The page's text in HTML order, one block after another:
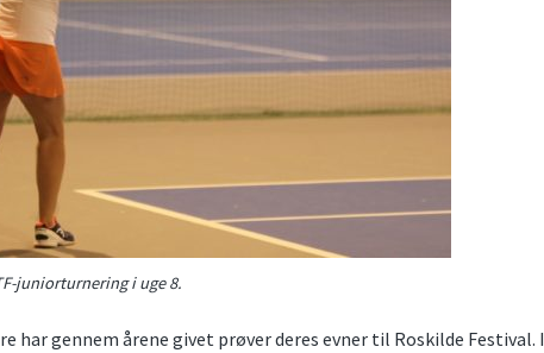
juniorturnering i uge 8.
har gennem årene givet prøver deres evner til Roskilde Festival. I